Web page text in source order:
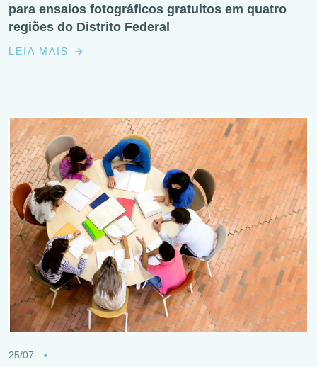
para ensaios fotográficos gratuitos em quatro
regiões do Distrito Federal
LEIA MAIS
25/07